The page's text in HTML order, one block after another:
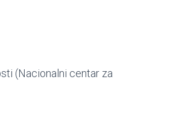
(Nacionalni centar za